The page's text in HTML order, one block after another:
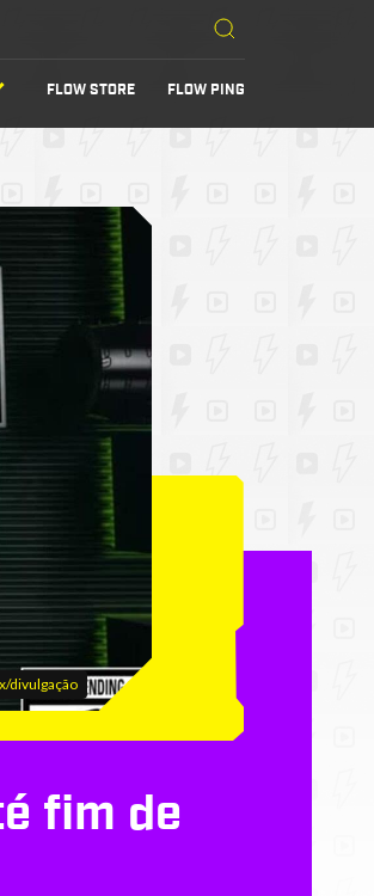
FLOW STORE FLOW PING
divulgação
fim de